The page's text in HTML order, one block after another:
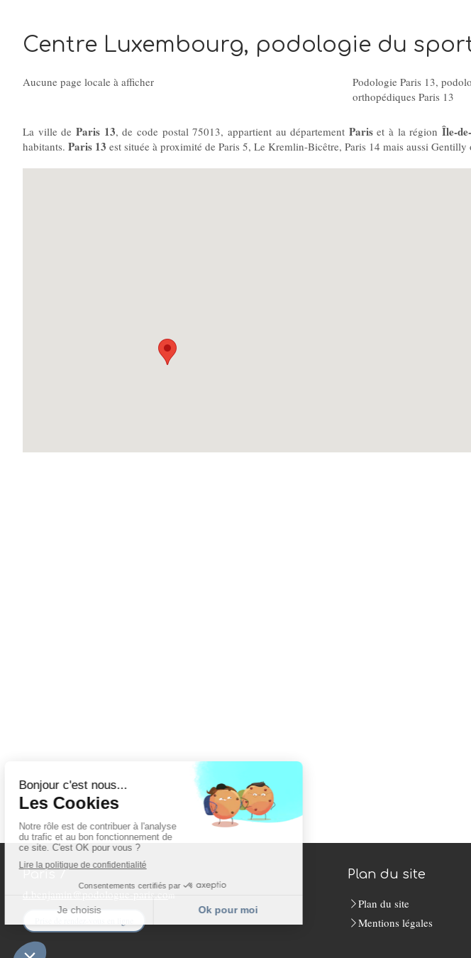
Centre Luxembourg, podologie du
Aucune page locale à afficher Podologie Paris 13,
orthopédiques Paris 13
La ville de Paris 13, de code postal 75013, appartient au département Pariset à la régionÎle-
habitants. Paris 13 est située à proximité de Paris 5, Le Kremlin-Bicêtre, Paris 14 mais aussi Gentilly
d.benjamin@podologue-paris.co m
Plan du site
Plan du site
Mentions légales